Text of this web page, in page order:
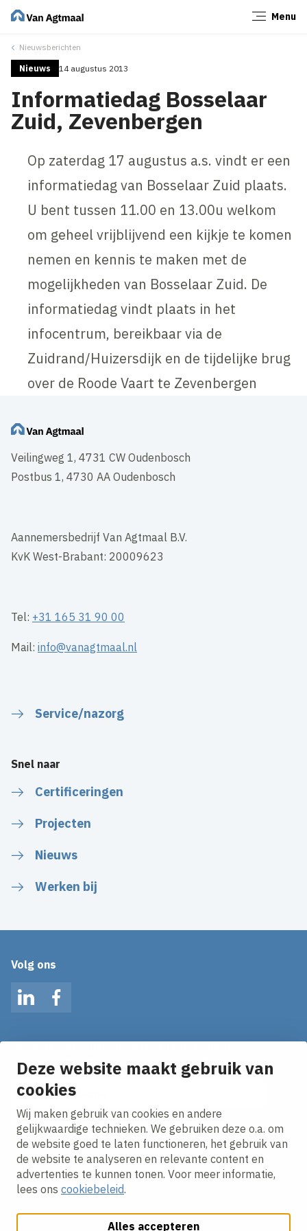
Deze website maakt gebruik van
cookies
Wij maken gebruik van cookies en andere
gelijkwaardige technieken. We gebruiken deze o.a. om
de website goed te laten functioneren, het gebruik van
de website te analyseren en relevante content en
advertenties te kunnen tonen. Voor meer informatie,
lees ons cookiebeleid.
Alles accepteren
Menu
Nieuwsberichten
Nieuws 14 augustus 2013
Informatiedag Bosselaar
Zuid, Zevenbergen
Op zaterdag 17 augustus a.s. vindt er een
informatiedag van Bosselaar Zuid plaats.
U bent tussen 11.00 en 13.00u welkom
om geheel vrijblijvend een kijkje te komen
nemen en kennis te maken met de
mogelijkheden van Bosselaar Zuid. De
informatiedag vindt plaats in het
infocentrum, bereikbaar via de
Zuidrand/Huizersdijk en de tijdelijke brug
over de Roode Vaart te Zevenbergen
Veilingweg 1, 4731 CW Oudenbosch
Postbus 1, 4730 AA Oudenbosch
Aannemersbedrijf Van Agtmaal B.V.
KvK West-Brabant: 20009623
Tel: +31 165 31 90 00
Mail:info@vanagtmaal.nl
Service/nazorg
Snel naar
Certificeringen
Projecten
Nieuws
Werken bij
Volg ons
LinkedInFacebook
Ontvang onze nieuws alerts in je mailbox!
E-mailadres
Ik ga akkoord met hetprivacy statement.
Cookies aanpassenCookie beleidPrivacy policy
Sluiten